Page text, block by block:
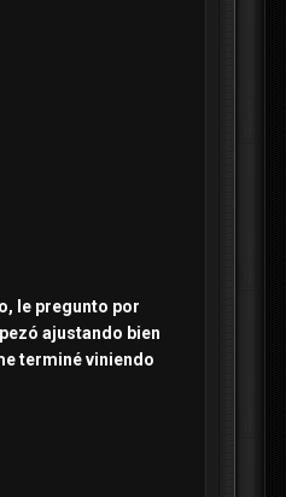
le pregunto por
ajustando bien
terminé viniendo